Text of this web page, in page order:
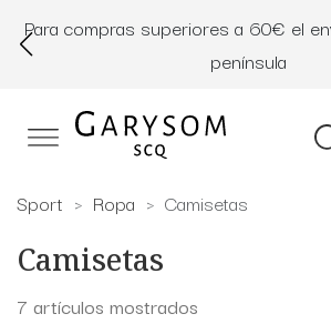
Para compras superiores a 60€ el
península
Sport Ropa Camisetas
Camisetas
7 artículos mostrados